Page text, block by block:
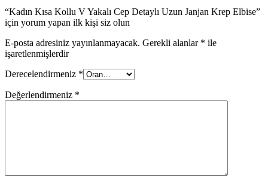
“Kadın Kısa Kollu V Yakalı Cep Detaylı Uzun Janjan Krep Elbise”
için yorum yapan ilk kişi siz olun
E-posta adresiniz yayınlanmayacak. Gerekli alanlar * ile
işaretlenmişlerdir
Derecelendirmeniz *
Değerlendirmeniz *